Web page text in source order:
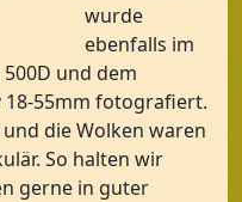
wurde
ebenfalls im
und dem
55mm fotografiert.
die Wolken waren
So halten wir
gerne in guter